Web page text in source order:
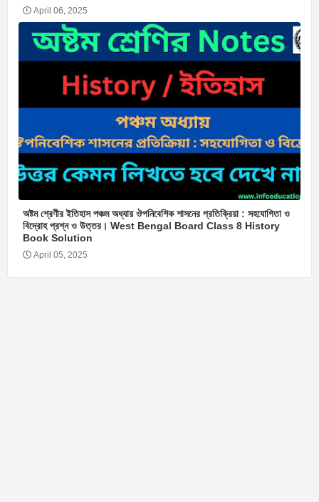
April 06, 2025
অষ্টম শ্রেণীর ইতিহাস পঞ্চম অধ্যায় ঔপনিবেশিক শাসনের প্রতিক্রিয়া : সহযোগিতা ও
বিদ্রোহ প্রশ্ন ও উত্তর। West Bengal Board Class 8 History
Book Solution
April 05, 2025